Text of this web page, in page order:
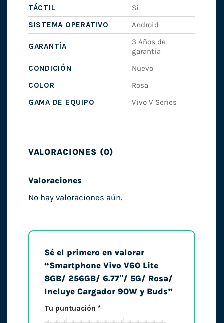
TÁCTIL
Sí
SISTEMA OPERATIVO
Android
GARANTÍA
3 Años de
garantía
CONDICIÓN
Nuevo
COLOR
Rosa
GAMA DE EQUIPO
Vivo V Series
VALORACIONES (0)
Valoraciones
No hay valoraciones aún.
Sé el primero en valorar
“Smartphone Vivo V60 Lite
8GB/ 256GB/ 6.77″/ 5G/ Rosa/
Incluye Cargador 90W y Buds”
Tu puntuación *